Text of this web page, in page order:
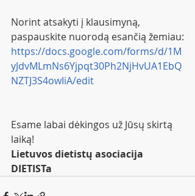
Norint atsakyti į klausimyną,
paspauskite nuorodą esančią žemiau:
https://docs.google.com/forms/d/1M
yJdvMLmNs6Yjpqt30Ph2NjHvUA1EbQ
NZTJ3S4owIiA/edit
Esame labai dėkingos už Jūsų skirtą
laiką!
Lietuvos dietistų asociacija
DIETISTa